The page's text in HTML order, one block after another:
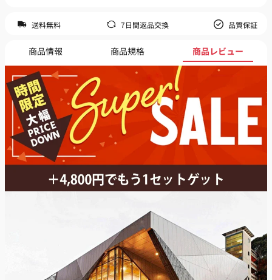
送料無料 7日間返品交換 品質保証
商品情報 商品規格 商品レビュー